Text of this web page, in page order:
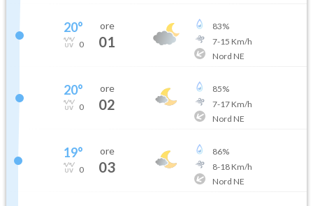
20°
0
ore
01
83%
7-15 Km/h
Nord NE
20°
0
ore
02
85%
7-17Km/h
Nord NE
19°
0
ore
03
86%
8-18Km/h
Nord NE